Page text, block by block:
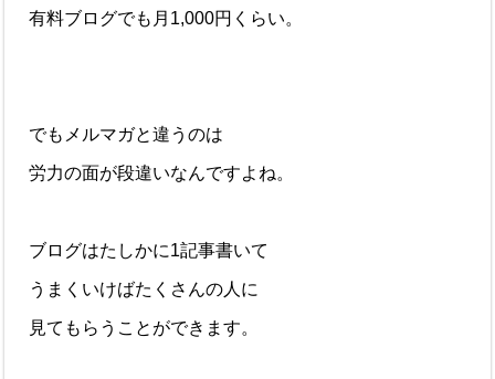
有料ブログでも月1,000円くらい。
でもメルマガと違うのは
労力の面が段違いなんですよね。
ブログはたしかに1記事書いて
うまくいけばたくさんの人に
見てもらうことができます。